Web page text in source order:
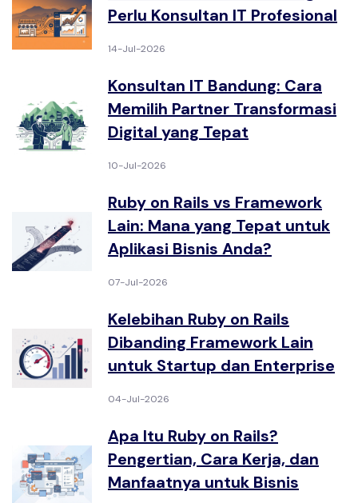
Perlu Konsultan IT Profesional
14-Jul-2026
Konsultan IT Bandung: Cara
Memilih Partner Transformasi
Digital yang Tepat
10-Jul-2026
Ruby on Rails vs Framework
Lain: Mana yang Tepat untuk
Aplikasi Bisnis Anda?
07-Jul-2026
Kelebihan Ruby on Rails
Dibanding Framework Lain
untuk Startup dan Enterprise
04-Jul-2026
Apa Itu Ruby on Rails?
Pengertian, Cara Kerja, dan
Manfaatnya untuk Bisnis